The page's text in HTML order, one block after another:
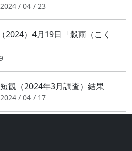
2024 / 04 / 23
）4月19日「穀雨（こく
観（2024年3月調査）結果
2024 / 04 / 17
観（2024年3月調査）結果